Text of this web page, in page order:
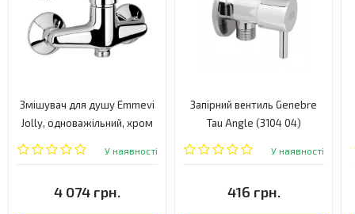
Змішувач для душу Emmevi
Jolly, одноважільний, хром
(CR10002G)
У наявності
4 074 грн.
Запірний вентиль Genebre
Tau Angle (3104 04)
У наявності
416 грн.